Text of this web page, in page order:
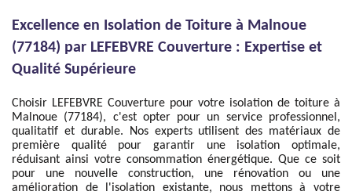
Excellence en Isolation de Toiture à Malnoue
(77184) par LEFEBVRE Couverture : Expertise et
Qualité Supérieure
Choisir LEFEBVRE Couverture pour votre isolation de toiture à
Malnoue (77184), c'est opter pour un service professionnel,
qualitatif et durable. Nos experts utilisent des matériaux de
première qualité pour garantir une isolation optimale,
réduisant ainsi votre consommation énergétique. Que ce soit
pour une nouvelle construction, une rénovation ou une
amélioration de l'isolation existante, nous mettons à votre